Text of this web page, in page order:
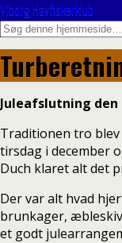
Viborg Havfiskerklub
Juleafslutning den
Traditionen tro
tirsdag i december
Duch klaret alt det
Der var alt hvad
brunkager,
et godt